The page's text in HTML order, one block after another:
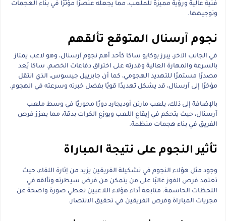
فنية عالية ورؤية مميزة للملعب، مما يجعله عنصرًا مؤثرًا في بناء الهجمات
وتوجيهها.
نجوم آرسنال المتوقع تألقهم
في الجانب الآخر، يبرز بوكايو ساكا كأحد أهم نجوم آرسنال، وهو لاعب يمتاز
بالسرعة والمهارة العالية وقدرته على اختراق دفاعات الخصم. ساكا يُعد
مصدرًا مستمرًا للتهديد الهجومي، كما أن جابرييل جيسوس، الذي انتقل
مؤخرًا إلى آرسنال، قد يشكل تهديدًا قويًا بفضل خبرته وسرعته في الهجوم.
بالإضافة إلى ذلك، يلعب مارتن أوديجارد دورًا محوريًا في وسط ملعب
آرسنال، حيث يتحكم في إيقاع اللعب ويوزع الكرات بدقة، مما يعزز فرص
الفريق في بناء هجمات منظمة.
تأثير النجوم على نتيجة المباراة
وجود مثل هؤلاء النجوم في تشكيلة الفريقين يزيد من إثارة اللقاء، حيث
تعتمد فرص الفوز غالبًا على من يتمكن من فرض سيطرته وتألقه في
اللحظات الحاسمة. متابعة أداء هؤلاء اللاعبين تعطي صورة واضحة عن
مجريات المباراة وفرص الفريقين في تحقيق الانتصار.